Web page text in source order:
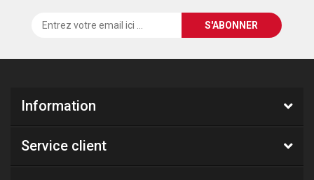
Information
Service client